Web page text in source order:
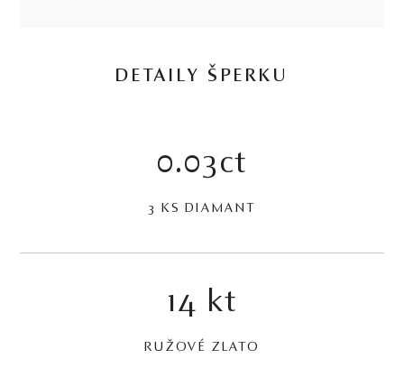
DETAILY ŠPERKU
0.03ct
3 KS DIAMANT
14 kt
RUŽOVÉ ZLATO